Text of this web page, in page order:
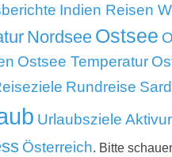
Indien Reisen
Nordsee Ostsee
Ostsee Temperatur
Rundreise
Urlaubsziele
Österreich. Bitte